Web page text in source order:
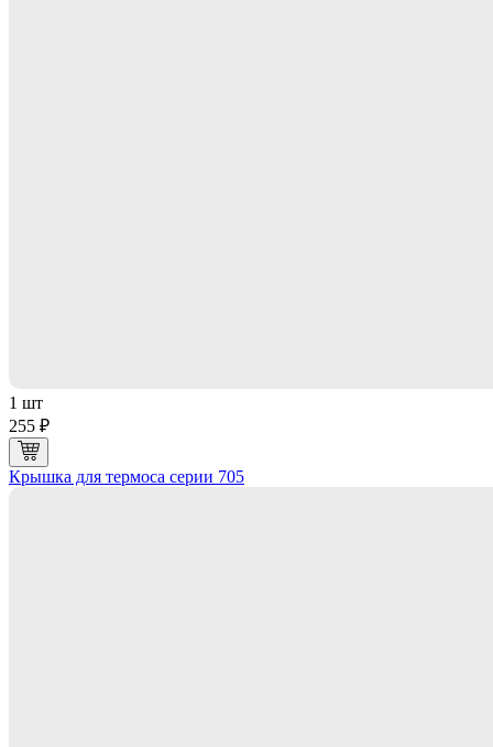
1 шт
255 ₽
Крышка для термоса серии 705